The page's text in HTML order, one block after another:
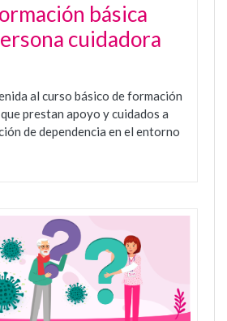
básica
cuidadora
al curso básico de formación
prestan apoyo y cuidados a
de dependencia en el entorno